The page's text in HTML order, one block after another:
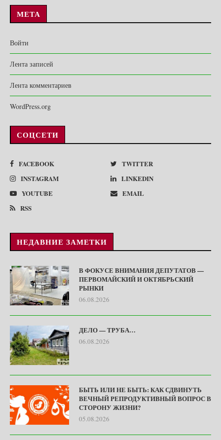
МЕТА
Войти
Лента записей
Лента комментариев
WordPress.org
СОЦСЕТИ
FACEBOOK
TWITTER
INSTAGRAM
LINKEDIN
YOUTUBE
EMAIL
RSS
НЕДАВНИЕ ЗАМЕТКИ
В ФОКУСЕ ВНИМАНИЯ ДЕПУТАТОВ —
ПЕРВОМАЙСКИЙ И ОКТЯБРЬСКИЙ
РЫНКИ
06.08.2026
ДЕЛО — ТРУБА…
06.08.2026
БЫТЬ ИЛИ НЕ БЫТЬ: КАК СДВИНУТЬ
ВЕЧНЫЙ РЕПРОДУКТИВНЫЙ ВОПРОС В
СТОРОНУ ЖИЗНИ?
05.08.2026